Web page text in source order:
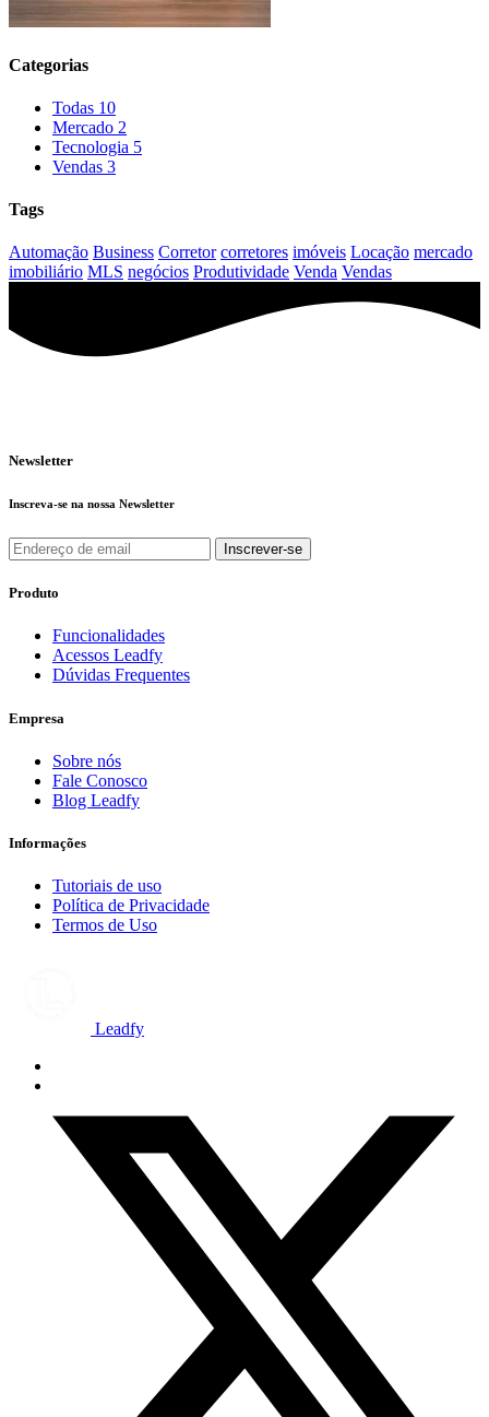
Categorias
Todas 10
Mercado 2
Tecnologia 5
Vendas 3
Tags
Automação Business Corretor corretores imóveis Locação mercado
imobiliário MLS negócios Produtividade Venda Vendas
Newsletter
Inscreva-se na nossa Newsletter
Produto
Funcionalidades
Acessos Leadfy
Dúvidas Frequentes
Empresa
Sobre nós
Fale Conosco
Blog Leadfy
Informações
Tutoriais de uso
Política de Privacidade
Termos de Uso
Leadfy